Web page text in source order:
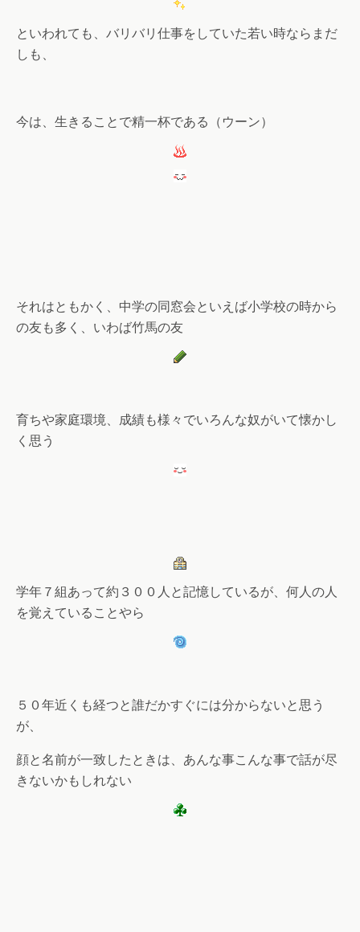
といわれても、バリバリ仕事をしていた若い時ならまだ
しも、
今は、生きることで精一杯である（ウーン）
それはともかく、中学の同窓会といえば小学校の時から
の友も多く、いわば竹馬の友
育ちや家庭環境、成績も様々でいろんな奴がいて懐かし
く思う
学年７組あって約３００人と記憶しているが、何人の人
を覚えていることやら
５０年近くも経つと誰だかすぐには分からないと思う
が、
顔と名前が一致したときは、あんな事こんな事で話が尽
きないかもしれない